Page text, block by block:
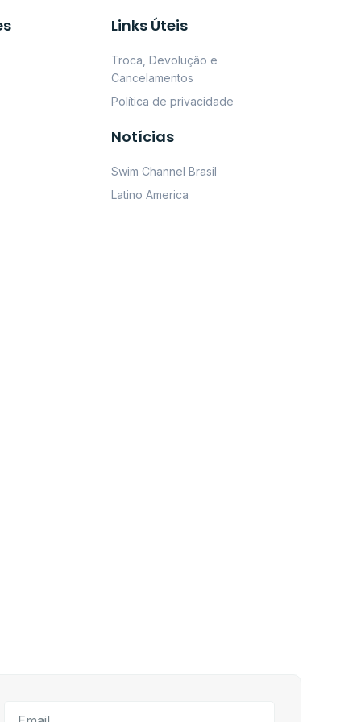
Links Úteis
Troca, Devolução e
Cancelamentos
Política de privacidade
Notícias
Swim Channel Brasil
Latino America